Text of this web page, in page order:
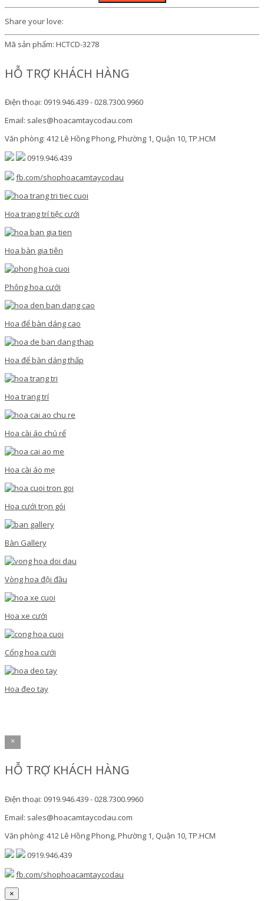
Share your love:
Mã sản phẩm: HCTCD-3278
HỖ TRỢ KHÁCH HÀNG
Điện thoại: 0919.946.439 - 028.7300.9960
Email: sales@hoacamtaycodau.com
Văn phòng: 412 Lê Hồng Phong, Phường 1, Quận 10, TP.HCM
0919.946.439
fb.com/shophoacamtaycodau
Hoa trang trí tiệc cưới
Hoa bàn gia tiên
Phông hoa cưới
Hoa để bàn dáng cao
Hoa để bàn dáng thấp
Hoa trang trí
Hoa cài áo chú rể
Hoa cài áo mẹ
Hoa cưới trọn gói
Bàn Gallery
Vòng hoa đội đầu
Hoa xe cưới
Cổng hoa cưới
Hoa đeo tay
×
HỖ TRỢ KHÁCH HÀNG
Điện thoại: 0919.946.439 - 028.7300.9960
Email: sales@hoacamtaycodau.com
Văn phòng: 412 Lê Hồng Phong, Phường 1, Quận 10, TP.HCM
0919.946.439
fb.com/shophoacamtaycodau
×